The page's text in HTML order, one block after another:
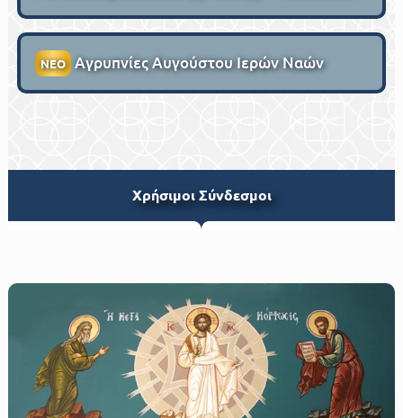
ΝΕΟ Αγρυπνίες Αυγούστου Ιερών Ναών
Xρήσιμοι Σύνδεσμοι